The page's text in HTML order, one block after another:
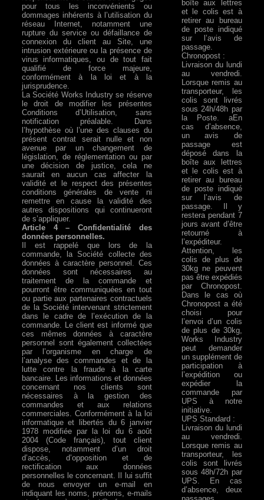
pour tous les inconvénients ou
dommages inhérents à l’utilisation du
réseau Internet, notamment une
rupture du service ou défaillance de
connexion du client au Site, une
intrusion extérieure ou la présence de
virus informatiques, ou de tout fait
qualifié de force majeure,
conformément à la loi et à la
jurisprudence.
La Société Works Industry se réserve
le droit de modifier les présentes
Conditions d’Utilisation, sans
notification préalable. Dans
l’hypothèse où l’une des clauses du
présent contrat serait nulle et non
avenue par un changement de
législation, de réglementation ou par
une décision de justice, cela ne
saurait en aucun cas affecter la
validité et le respect des présentes
conditions générales de vente ni
remettre en cause la validité des
autres dispositions qui continueront
de s’appliquer.
Article 4 – Confidentialité des
données personnelles.
Il est rappelé que lors de la
commande, la Société collecte des
données à caractère personnel. Ces
données sont nécessaires au
traitement de la commande et
pourront être communiquées en tout
ou partie aux partenaires contractuels
de la Société intervenant strictement
dans le cadre de l’exécution de la
commande. Le client est informé que
ces mêmes données à caractère
personnel sont également collectées
par l’organisme en charge de
l’analyse des commandes et de la
lutte contre la fraude à la carte
bancaire. Les informations et données
concernant nos clients sont
nécessaires à la gestion des
commandes et aux relations
commerciales. Conformément à la loi
informatique et libertés du 6 janvier
1978 modifiée par la loi du 6 août
2004 (Code français), tout client
dispose, notamment d’un droit
d’accès, d’opposition et de
rectification aux données
personnelles le concernant. Il lui suffit
de nous envoyer un e-mail en
indiquant les noms, prénoms, e-mails
boîte aux lettres
et le colis est à
retirer au bureau
de poste indiqué
sur l’avis de
passage.
Chronopost :
Livraison du lundi
au vendredi.
Lorsque remis au
transporteur, les
colis sont livrés
sous 24h/48h par
la Poste. aEn
cas d’absence,
un avis de
passage est
déposé dans la
boîte aux lettres
et le colis est à
retirer au bureau
de poste indiqué
sur l’avis de
passage. Il y
restera pendant 7
jours avant d’être
retourné à
l’expéditeur.
Attention, les
colis de plus de
30kg ne peuvent
pas être expédiés
par Chronopost.
Dans le cas où
Chronopost a été
choisi pour
l’envoi d’un colis
de plus de 30kg,
Works Industry
peut demander
un supplément de
participation à
l’expédition ou
expédier la
commande par
UPS à notre
initiative.
UPS Standard :
Livraison du lundi
au vendredi.
Lorsque remis au
transporteur, les
colis sont livrés
sous 48h/72h par
UPS. En cas
d’absence, deux